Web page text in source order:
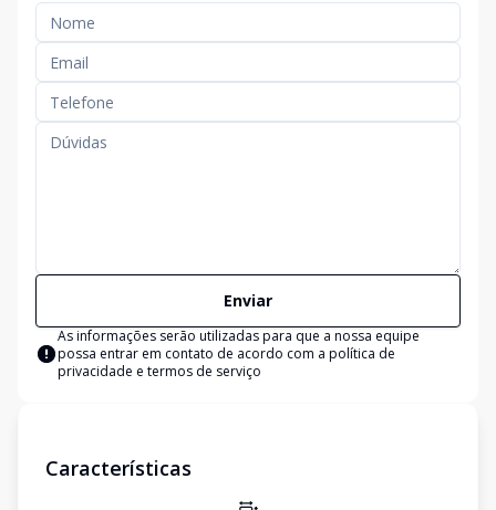
Enviar
As informações serão utilizadas para que a nossa equipe
possa entrar em contato de acordo com a política de
privacidade e termos de serviço
Características